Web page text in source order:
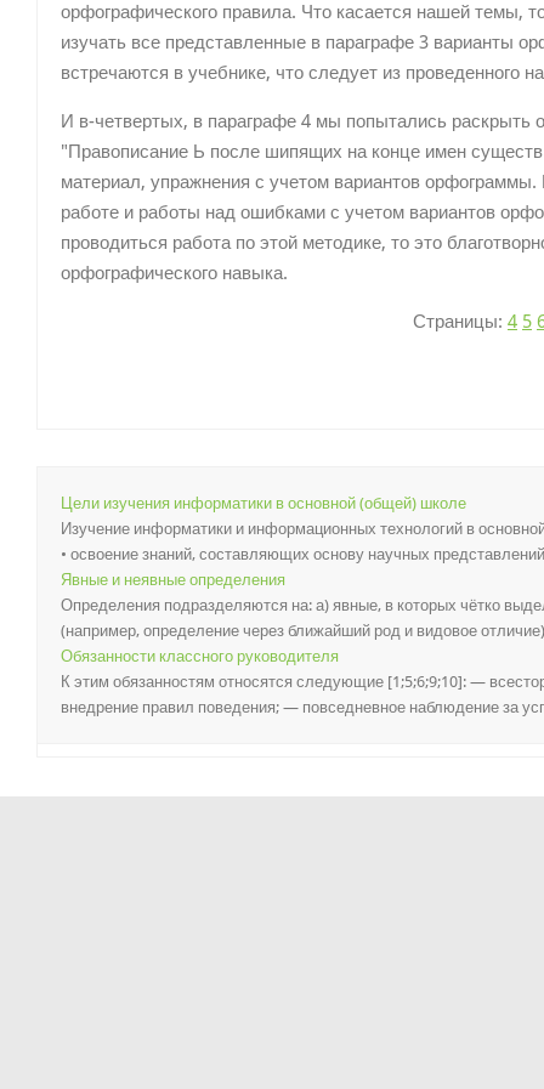
орфографического правила. Что касается нашей темы,
изучать все представленные в параграфе 3 варианты
встречаются в учебнике, что следует из проведенного
И в-четвертых, в параграфе 4 мы попытались
"Правописание Ь после шипящих на конце имен
материал, упражнения с учетом вариантов орфограммы.
работе и работы над ошибками с учетом вариантов
проводиться работа по этой методике, то это
орфографического навыка.
Страницы: 4 5
Цели изучения информатики в основной (общей) школе
Изучение информатики и информационных технологий в
• освоение знаний, составляющих основу научных
Явные и неявные определения
Определения подразделяются на: а) явные, в которых чётко
(например, определение через ближайший род и видовое
Обязанности классного руководителя
К этим обязанностям относятся следующие [1;5;6;9;10]: —
внедрение правил поведения; — повседневное наблюдение за